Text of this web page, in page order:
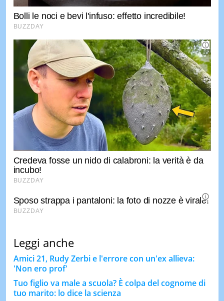
Leggi anche
Amici 21, Rudy Zerbi e l'errore con un'ex allieva:
'Non ero prof'
Tuo figlio va male a scuola? È colpa del cognome di
tuo marito: lo dice la scienza